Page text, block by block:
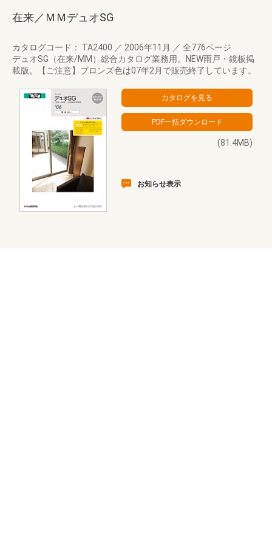
在来／ＭＭデュオSG
カタログコード： TA2400 ／ 2006年11月 ／ 全776ページ
デュオSG（在来/MM）総合カタログ業務用。NEW雨戸・鏡板掲
載版。【ご注意】ブロンズ色は07年2月で販売終了しています。
(81.4MB)
お知らせ表示